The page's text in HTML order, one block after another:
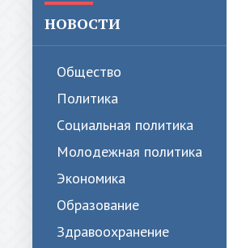
НОВОСТИ
Общество
Политика
Cоциальная политика
Молодежная политика
Экономика
Образование
Здравоохранение